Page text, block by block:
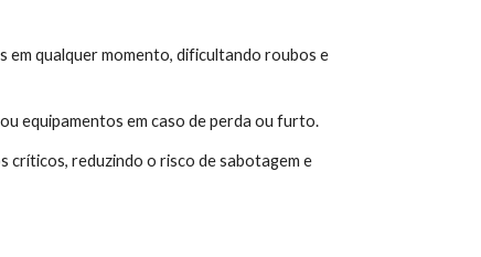
em qualquer momento, dificultando roubos e
equipamentos em caso de perda ou furto.
críticos, reduzindo o risco de sabotagem e